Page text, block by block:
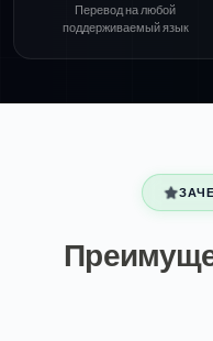
Перевод на любой
поддерживаемый язык